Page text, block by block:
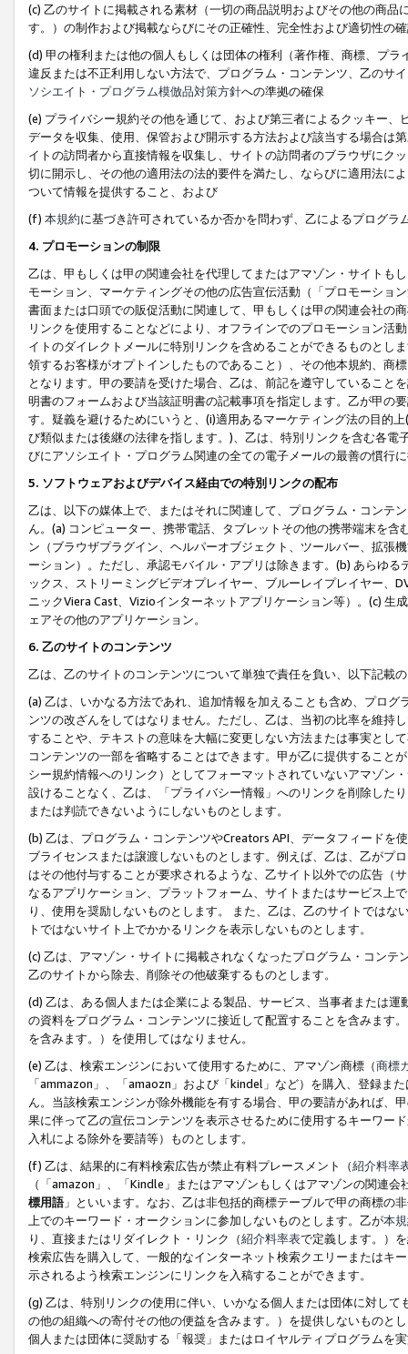
(c) 乙のサイトに掲載される素材（一切の商品説明およびその他の商
す。）の制作および掲載ならびにその正確性、完全性および適切性の
(d) 甲の権利または他の個人もしくは団体の権利（著作権、商標、プ
違反または不正利用しない方法で、プログラム・コンテンツ、乙のサ
ソシエイト・プログラム模倣品対策方針への準拠の確保
(e) プライバシー規約その他を通じて、および第三者によるクッキー
データを収集、使用、保管および開示する方法および該当する場合は
イトの訪問者から直接情報を収集し、サイトの訪問者のブラウザにク
切に開示し、その他の適用法の法的要件を満たし、ならびに適用法に
ついて情報を提供すること、および
(f) 本規約に基づき許可されているか否かを問わず、乙によるプログ
4. プロモーションの制限
乙は、甲もしくは甲の関連会社を代理してまたはアマゾン・サイトも
モーション、マーケティングその他の広告宣伝活動（「プロモーショ
書面または口頭での販促活動に関連して、甲もしくは甲の関連会社の
リンクを使用することなどにより、オフラインでのプロモーション活
イトのダイレクトメールに特別リンクを含めることができるものとし
領するお客様がオプトインしたものであること）、その他本規約、商
となります。甲の要請を受けた場合、乙は、前記を遵守していること
明書のフォームおよび当該証明書の記載事項を指定します。乙が甲の
す。疑義を避けるためにいうと、(i)適用あるマーケティング法の目的
び類似または後継の法律を指します。)、乙は、特別リンクを含む各
びにアソシエイト・プログラム関連の全ての電子メールの最善の慣行
5. ソフトウェアおよびデバイス経由での特別リンクの配布
乙は、以下の媒体上で、またはそれに関連して、プログラム・コンテ
ん。(a) コンピューター、携帯電話、タブレットその他の携帯端末を
ン（ブラウザプラグイン、ヘルパーオブジェクト、ツールバー、拡張
ーション）。ただし、承認モバイル・アプリは除きます。(b) あらゆ
ックス、ストリーミングビデオプレイヤー、ブルーレイプレイヤー、
ニックViera Cast、Vizioインターネットアプリケーション等）。(c)
ェアその他のアプリケーション。
6. 乙のサイトのコンテンツ
乙は、乙のサイトのコンテンツについて単独で責任を負い、以下記載
(a) 乙は、いかなる方法であれ、追加情報を加えることも含め、プロ
ンツの改ざんをしてはなりません。ただし、乙は、当初の比率を維持
することや、テキストの意味を大幅に変更しない方法または事実とし
コンテンツの一部を省略することはできます。甲が乙に提供すること
シー規約情報へのリンク）としてフォーマットされていないアマゾン
設けることなく、乙は、「プライバシー情報」へのリンクを削除した
または判読できないようにしないものとします。
(b) 乙は、プログラム・コンテンツやCreators API、データフィード
ブライセンスまたは譲渡しないものとします。例えば、乙は、乙がプ
はその他付与することが要求されるような、乙サイト以外での広告（
なるアプリケーション、プラットフォーム、サイトまたはサービス上
り、使用を奨励しないものとします。 また、乙は、乙のサイトでは
トではないサイト上でかかるリンクを表示しないものとします。
(c) 乙は、アマゾン・サイトに掲載されなくなったプログラム・コン
乙のサイトから除去、削除その他破棄するものとします。
(d) 乙は、ある個人または企業による製品、サービス、当事者または
の資料をプログラム・コンテンツに接近して配置することを含みます
を含みます。）を使用してはなりません。
(e) 乙は、検索エンジンにおいて使用するために、アマゾン商標（商標
「ammazon」、「amaozn」および「kindel」など）を購入、登録ま
ん。当該検索エンジンが除外機能を有する場合、甲の要請があれば、
果に伴って乙の宣伝コンテンツを表示させるために使用するキーワー
入札による除外を要請等）ものとします。
(f) 乙は、結果的に有料検索広告が禁止有料プレースメント（紹介料率
（「amazon」、「Kindle」またはアマゾンもしくはアマゾンの関連
標用語」といいます。なお、乙は非包括的商標テーブルで甲の商標の
上でのキーワード・オークションに参加しないものとします。乙が本
り、直接またはリダイレクト・リンク（紹介料率表で定義します。）
検索広告を購入して、一般的なインターネット検索クエリーまたはキ
示されるよう検索エンジンにリンクを入稿することができます。
(g) 乙は、特別リンクの使用に伴い、いかなる個人または団体に対し
の他の組織への寄付その他の便益を含みます。）を提供しないものと
個人または団体に奨励する「報奨」またはロイヤルティプログラムを